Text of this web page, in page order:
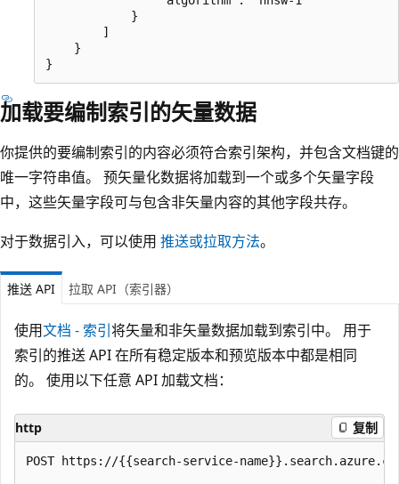
            }
        ]
    }
加载要编制索引的矢量数据
你提供的要编制索引的内容必须符合索引架构，并包含文档键的
唯一字符串值。 预矢量化数据将加载到一个或多个矢量字段
中，这些矢量字段可与包含非矢量内容的其他字段共存。
对于数据引入，可以使用 推送或拉取方法。
推送 API 拉取 API（索引器）
使用文档 - 索引将矢量和非矢量数据加载到索引中。 用于
索引的推送 API 在所有稳定版本和预览版本中都是相同
的。 使用以下任意 API 加载文档：
http 复制
POST https://{{search-service-